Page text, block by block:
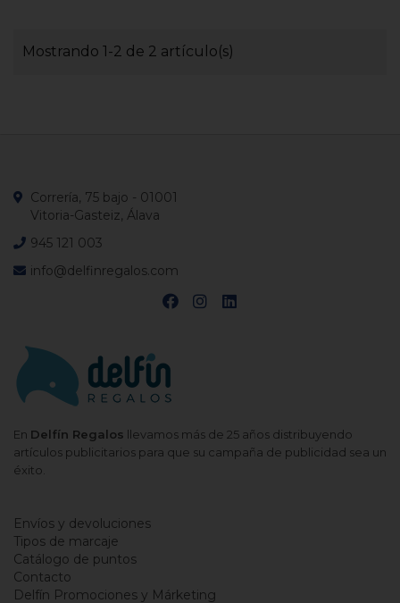
Mostrando 1-2 de 2 artículo(s)
En Delfín Regalos llevamos más de 25 años distribuyendo
artículos publicitarios para que su campaña de publicidad sea un
éxito.
Correría, 75 bajo - 01001
Vitoria-Gasteiz, Álava
945 121 003
info@delfinregalos.com
Envíos y devoluciones
Tipos de marcaje
Catálogo de puntos
Contacto
Delfín Promociones y Márketing